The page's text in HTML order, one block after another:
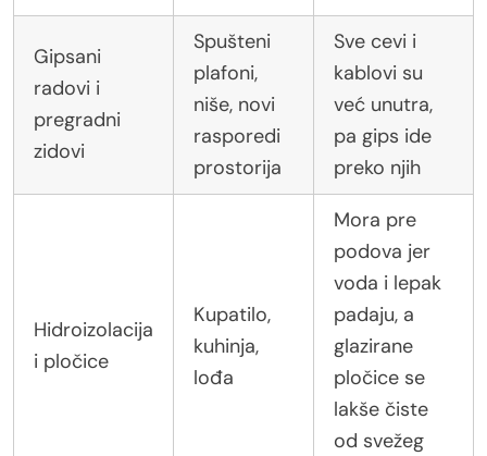
Gipsani
radovi i
pregradni
zidovi
Spušteni
plafoni,
niše, novi
rasporedi
prostorija
Sve cevi i
kablovi su
već unutra,
pa gips ide
preko njih
Hidroizolacija
i pločice
Kupatilo,
kuhinja,
lođa
Mora pre
podova jer
voda i lepak
padaju, a
glazirane
pločice se
lakše čiste
od svežeg